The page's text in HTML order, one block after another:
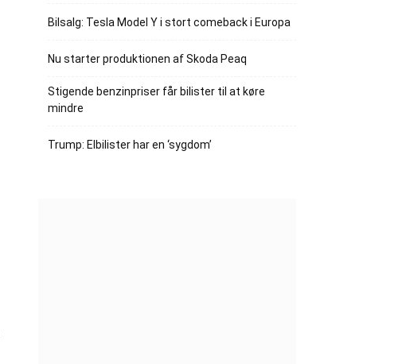
Bilsalg: Tesla Model Y i stort comeback i Europa
Nu starter produktionen af Skoda Peaq
Stigende benzinpriser får bilister til at køre
mindre
Trump: Elbilister har en ‘sygdom’